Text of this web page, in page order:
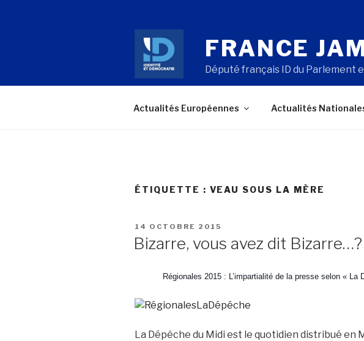
FRANCE
Député français ID du
Actualités Européennes Actualités
ÉTIQUETTE : VEAU SOUS LA MÈRE
PUBLIÉ
LE
14 OCTOBRE 2015
Bizarre, vous avez dit Bizarre…?
Régionales 2015 : L’impartialité de la presse selon « La
La Dépêche du Midi est le quotidien distribué en